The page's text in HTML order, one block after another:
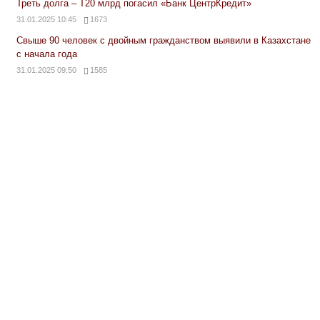
Треть долга – Т20 млрд погасил «Банк ЦентрКредит»
31.01.2025 10:45 1673
Свыше 90 человек с двойным гражданством выявили в Казахстане
с начала года
31.01.2025 09:50 1585